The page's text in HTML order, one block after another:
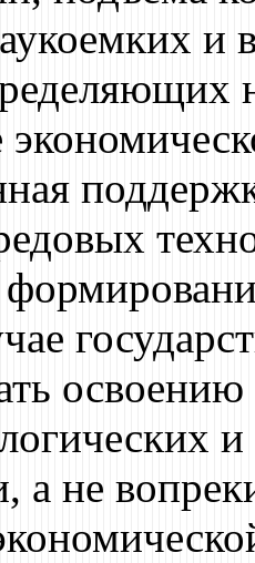
и
а не